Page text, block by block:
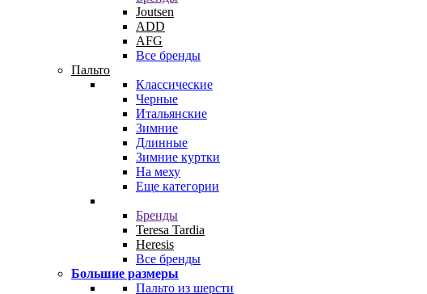
Joutsen
ADD
AFG
Все бренды
Пальто
Классические
Черные
Итальянские
Зимние
Длинные
Зимние куртки
На меху
Еще категории
Бренды
Teresa Tardia
Heresis
Все бренды
Большие размеры
Пальто из шерсти